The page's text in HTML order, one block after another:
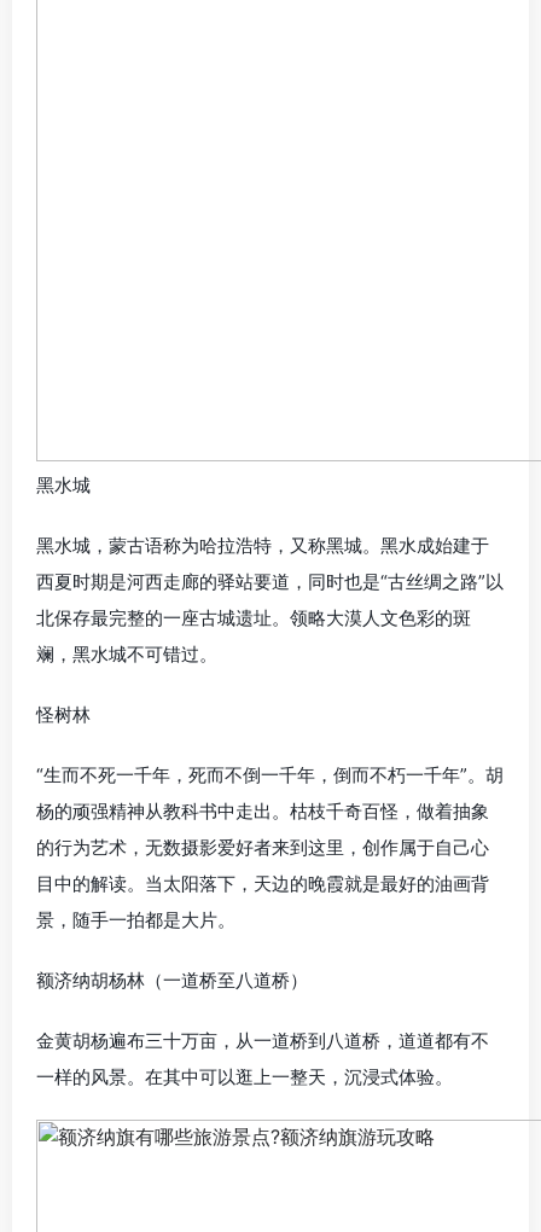
黑水城
黑水城，蒙古语称为哈拉浩特，又称黑城。黑水成始建于
西夏时期是河西走廊的驿站要道，同时也是“古丝绸之路”以
北保存最完整的一座古城遗址。领略大漠人文色彩的斑
斓，黑水城不可错过。
怪树林
“生而不死一千年，死而不倒一千年，倒而不朽一千年”。胡
杨的顽强精神从教科书中走出。枯枝千奇百怪，做着抽象
的行为艺术，无数摄影爱好者来到这里，创作属于自己心
目中的解读。当太阳落下，天边的晚霞就是最好的油画背
景，随手一拍都是大片。
额济纳胡杨林（一道桥至八道桥）
金黄胡杨遍布三十万亩，从一道桥到八道桥，道道都有不
一样的风景。在其中可以逛上一整天，沉浸式体验。